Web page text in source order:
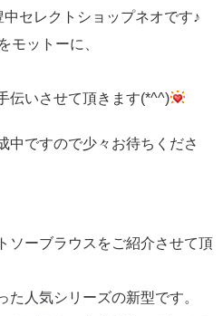
セレクトショップネオです♪
モットーに、
伝いさせて頂きます(*^^)
中ですので少々お待ちくださ
ソーブラウスをご紹介させて頂
人気シリーズの新型です。